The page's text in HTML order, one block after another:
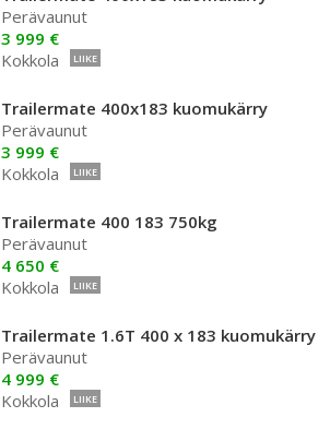
Perävaunut
3 999 €
Kokkola
LIIKE
Trailermate 400x183 kuomukärry
Perävaunut
3 999 €
Kokkola
LIIKE
Trailermate 400 183 750kg
Perävaunut
4 650 €
Kokkola
LIIKE
Trailermate 1.6T 400 x 183 kuomukärry
Perävaunut
4 999 €
Kokkola
LIIKE